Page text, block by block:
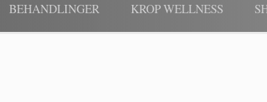
BEHANDLINGER KROP WELLNESS